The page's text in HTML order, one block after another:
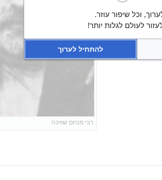
רבי מנחם שוויכה
291
וכל שיפור עוזר.
לעולם לגלות יותר!
להתחיל לערוך